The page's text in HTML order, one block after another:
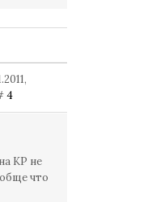
4
КР не
что